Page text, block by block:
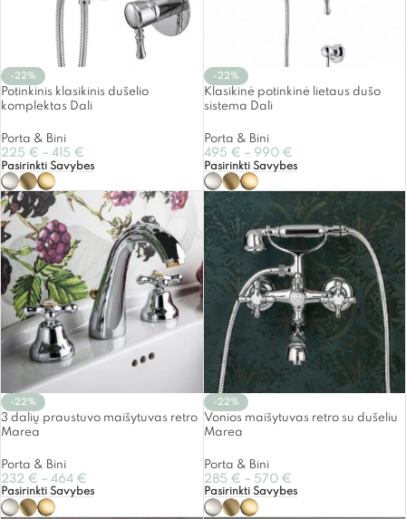
-22%
Potinkinis klasikinis dušelio
komplektas Dali
Porta & Bini
225 € – 415 €
Pasirinkti Savybes
-22%
Klasikinė potinkinė lietaus dušo
sistema Dali
Porta & Bini
495 € – 990 €
Pasirinkti Savybes
-22%
3 dalių praustuvo maišytuvas retro
Marea
Porta & Bini
232 € – 464 €
Pasirinkti Savybes
-22%
Vonios maišytuvas retro su dušeliu
Marea
Porta & Bini
285 € – 570 €
Pasirinkti Savybes